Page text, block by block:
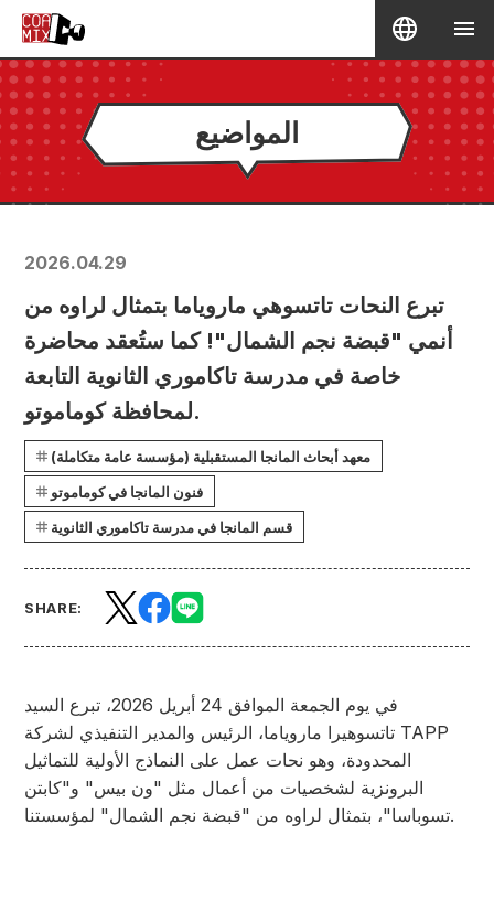
المواضيع
2026.04.29
تبرع النحات تاتسوهي ماروياما بتمثال لراوه من
أنمي "قبضة نجم الشمال"! كما ستُعقد محاضرة
خاصة في مدرسة تاكاموري الثانوية التابعة
لمحافظة كوماموتو.
معهد أبحاث المانجا المستقبلية (مؤسسة عامة متكاملة)
فنون المانجا في كوماموتو
قسم المانجا في مدرسة تاكاموري الثانوية
SHARE:
في يوم الجمعة الموافق 24 أبريل 2026، تبرع السيد
تاتسوهيرا ماروياما، الرئيس والمدير التنفيذي لشركة TAPP
المحدودة، وهو نحات عمل على النماذج الأولية للتماثيل
البرونزية لشخصيات من أعمال مثل "ون بيس" و"كابتن
تسوباسا"، بتمثال لراوه من "قبضة نجم الشمال" لمؤسستنا.